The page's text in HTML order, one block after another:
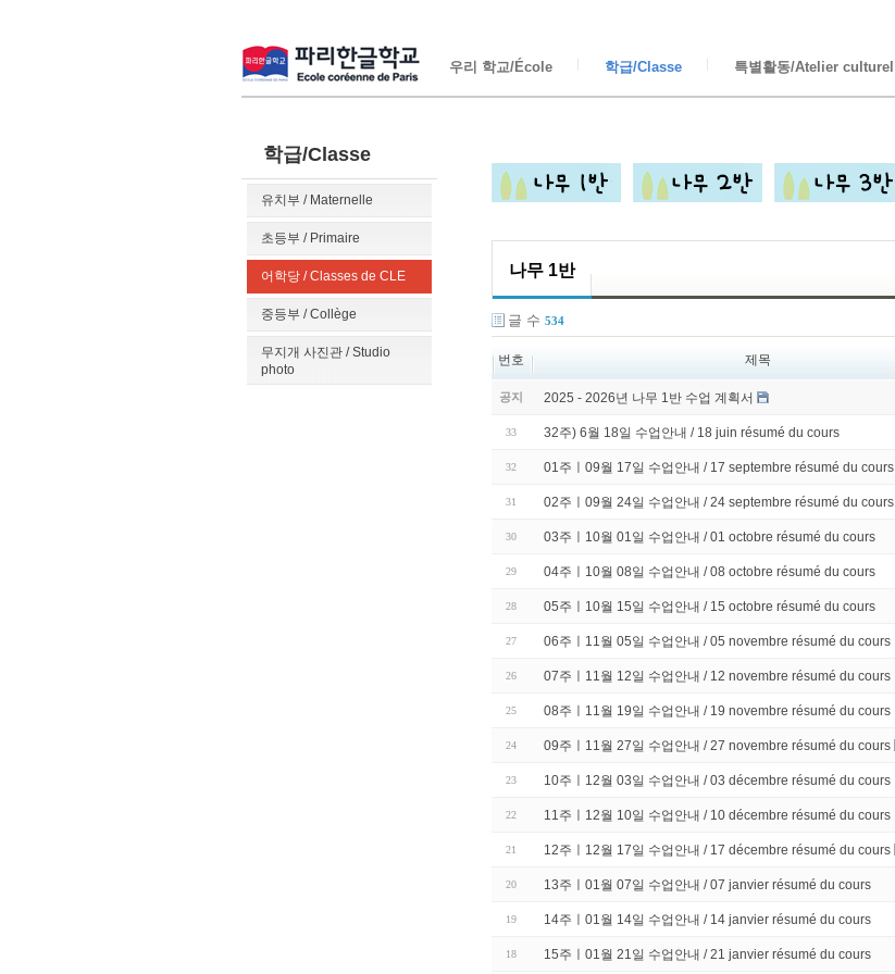
우리 학교/École 학급/Classe 특별활동/Atelier culturel
학급/Classe
유치부 / Maternelle
초등부 / Primaire
어학당 / Classes de CLE
중등부 / Collège
무지개 사진관 / Studio
photo
나무 1반
글 수 534
번호 제목
공지 2025 - 2026년 나무 1반 수업 계획서
33 32주) 6월 18일 수업안내 / 18 juin résumé du cours
32 01주ㅣ09월 17일 수업안내 / 17 septembre résumé du cours
31 02주ㅣ09월 24일 수업안내 / 24 septembre résumé du cours
30 03주ㅣ10월 01일 수업안내 / 01 octobre résumé du cours
29 04주ㅣ10월 08일 수업안내 / 08 octobre résumé du cours
28 05주ㅣ10월 15일 수업안내 / 15 octobre résumé du cours
27 06주ㅣ11월 05일 수업안내 / 05 novembre résumé du cours
26 07주ㅣ11월 12일 수업안내 / 12 novembre résumé du cours
25 08주ㅣ11월 19일 수업안내 / 19 novembre résumé du cours
24 09주ㅣ11월 27일 수업안내 / 27 novembre résumé du cours
23 10주ㅣ12월 03일 수업안내 / 03 décembre résumé du cours
22 11주ㅣ12월 10일 수업안내 / 10 décembre résumé du cours
21 12주ㅣ12월 17일 수업안내 / 17 décembre résumé du cours
20 13주ㅣ01월 07일 수업안내 / 07 janvier résumé du cours
19 14주ㅣ01월 14일 수업안내 / 14 janvier résumé du cours
18 15주ㅣ01월 21일 수업안내 / 21 janvier résumé du cours